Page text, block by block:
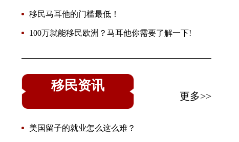
么选？
移民马耳他的门槛最低！
100万就能移民欧洲？马耳他你需要了解一下!
移民资讯
更多>>
美国留子的就业怎么这么难？